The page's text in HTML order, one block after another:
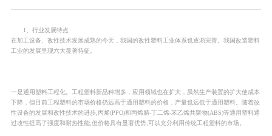
1、行业发展特点
在加工设备、改性技术发展成熟的今天，我国的改性塑料工业体系也逐渐完善。我国改造塑料
工业的发展呈现六大显著特征。
一是通用塑料工程化。工程塑料新品种增多，应用领域也在扩大，虽然生产装置的扩大使成本
下降，但目前工程塑料的市场价格仍远高于通用塑料的价格，产量也远低于通用塑料。随着改
性设备的发展和改性技术的进步,丙烯(PPO)和丙烯腈-丁二烯-苯乙烯共聚物(ABS)等通用塑料通
过改性提高了强度和耐热性能,但价格具有显著优势,可以充分利用传统工程塑料的市场。